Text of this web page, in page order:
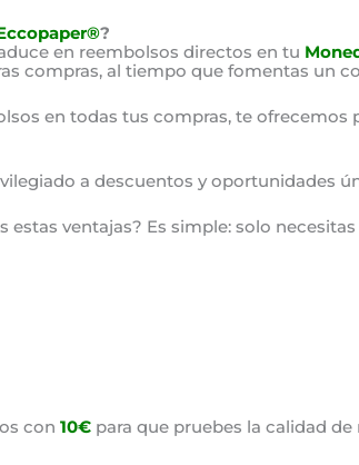
?
en reembolsos directos en tu
compras, al tiempo que fomentas un
en todas tus compras, te
a descuentos y oportunidades
ventajas? Es simple: solo
con 10€ para que pruebes la calidad